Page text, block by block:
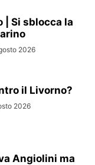
| Si sblocca la
2026
il Livorno?
2026
Angiolini ma